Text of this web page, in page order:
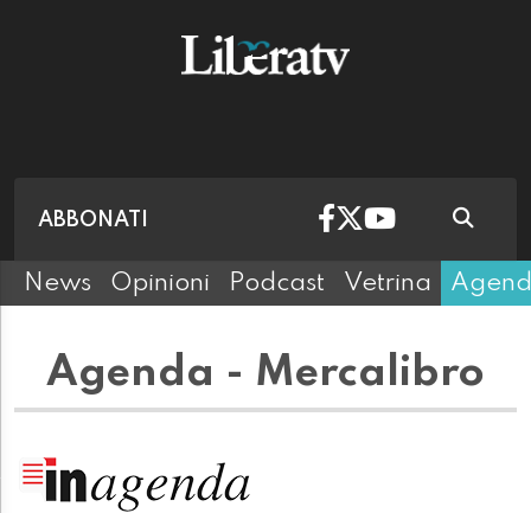
ABBONATI
News Opinioni Podcast Vetrina
Agenda - Mercalibro